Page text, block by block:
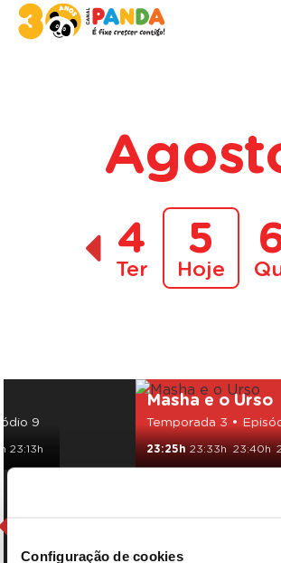
Configuração de cookies
4
Ter
5
Hoje
9
23:13h
Masha e o Urso
Temporada 3 •
23:25h 23:33h 23:40h